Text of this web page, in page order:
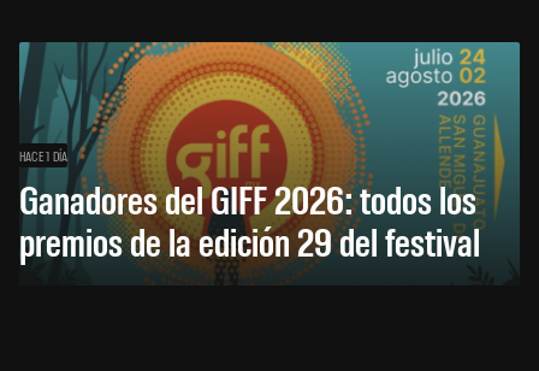
HACE 1 DÍA
Ganadores del GIFF 2026: todos los
premios de la edición 29 del festival